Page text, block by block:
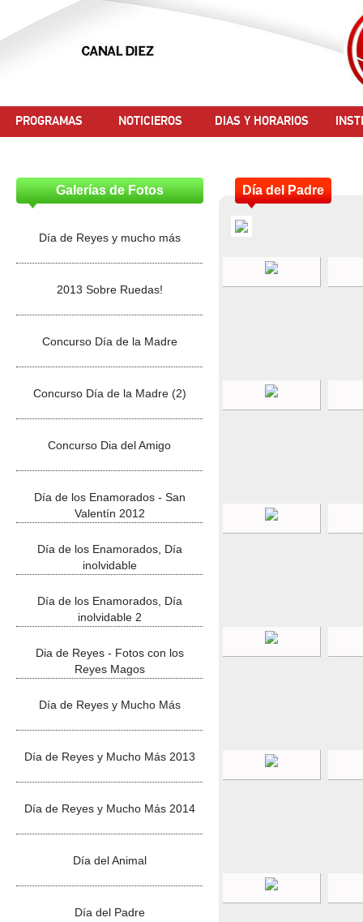
PROGRAMAS NOTICIEROS DIAS Y HORARIOS
Galerías de Fotos
Día de Reyes y mucho más
2013 Sobre Ruedas!
Concurso Día de la Madre
Concurso Día de la Madre (2)
Concurso Dia del Amigo
Día de los Enamorados - San
Valentín 2012
Día de los Enamorados, Día
inolvidable
Día de los Enamorados, Día
inolvidable 2
Dia de Reyes - Fotos con los
Reyes Magos
Día de Reyes y Mucho Más
Día de Reyes y Mucho Más 2013
Día de Reyes y Mucho Más 2014
Día del Animal
Día del Padre
Día del Padre